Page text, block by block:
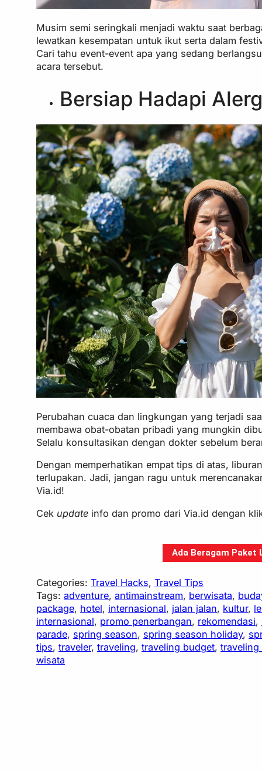
Musim semi seringkali menjadi waktu saat
lewatkan kesempatan untuk ikut serta dalam
Cari tahu event-event apa yang sedang
acara tersebut.
Bersiap Hadapi
Perubahan cuaca dan lingkungan yang terjadi
membawa obat-obatan pribadi yang mungkin
Selalu konsultasikan dengan dokter sebelum
Dengan memperhatikan empat tips di atas,
terlupakan. Jadi, jangan ragu untuk
Via.id!
Cek update info dan promo dari Via.id dengan
Ada Beragam Paket
Categories:Travel Hacks, Travel Tips
Tags:adventure, antimainstream, berwisata,
package, hotel, internasional, jalan jalan, kultur,
internasional, promo penerbangan, rekomendasi,
parade, spring season, spring season holiday,
tips, traveler, traveling, traveling budget, traveling
wisata